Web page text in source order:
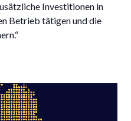
Investitionen in
Betrieb tätigen und die